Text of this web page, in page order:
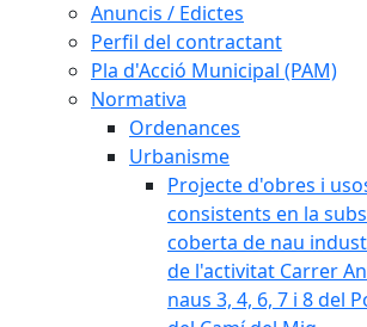
Anuncis / Edictes
Perfil del contractant
Pla d'Acció Municipal (PAM)
Normativa
Ordenances
Urbanisme
Projecte d'obres i
consistents en la
coberta de nau
de l'activitat Carrer
naus 3, 4, 6, 7 i 8 del